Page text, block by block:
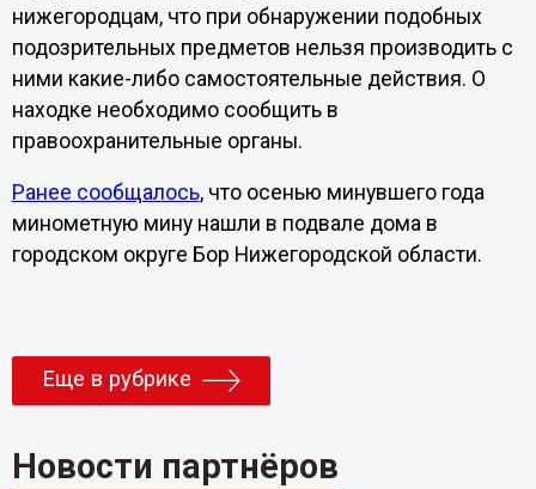
нижегородцам, что при обнаружении подобных
подозрительных предметов нельзя производить с
ними какие-либо самостоятельные действия. О
находке необходимо сообщить в
правоохранительные органы.
Ранее сообщалось, что осенью минувшего года
минометную мину нашли в подвале дома в
городском округе Бор Нижегородской области.
Еще в рубрике
Новости партнёров